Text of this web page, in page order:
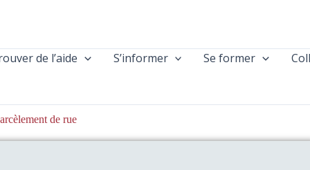
de l’aide S’informer Se former
de rue